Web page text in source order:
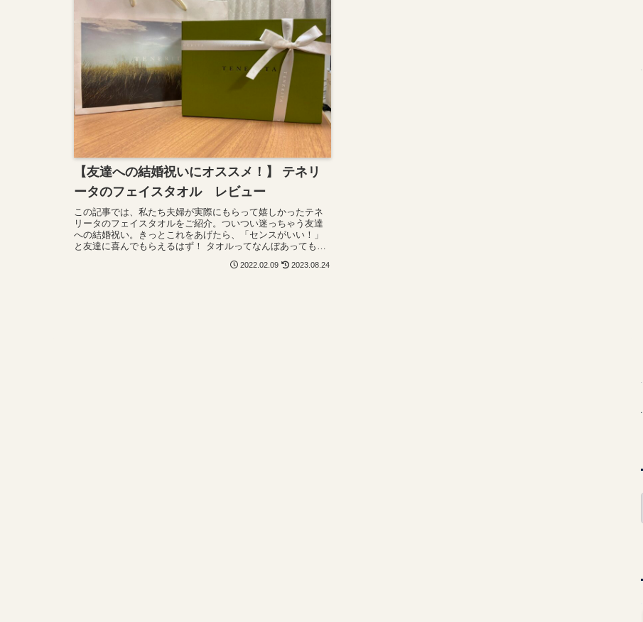
【友達への結婚祝いにオススメ！】 テネリ
ータのフェイスタオル レビュー
この記事では、私たち夫婦が実際にもらって嬉しかったテネ
リータのフェイスタオルをご紹介。ついつい迷っちゃう友達
への結婚祝い。きっとこれをあげたら、「センスがいい！」
と友達に喜んでもらえるはず！ タオルってなんぼあっても困
2022.02.09 2023.08.24